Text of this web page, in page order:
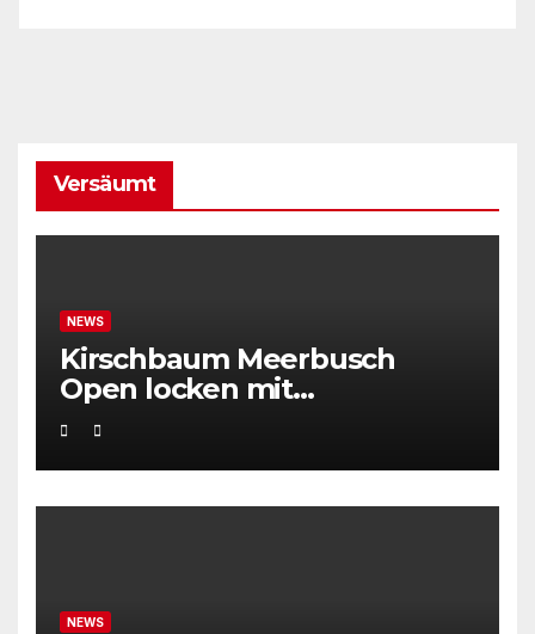
Versäumt
NEWS
Kirschbaum Meerbusch
Open locken mit
Weltklassetennis
NEWS